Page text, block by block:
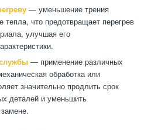
— уменьшение трения
тепла, что предотвращает перегрев
улучшая его
— применение различных
обработка или
значительно продлить срок
деталей и уменьшить